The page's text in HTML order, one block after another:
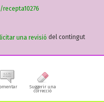
una revisió del contingut
Suggerir una
correcció